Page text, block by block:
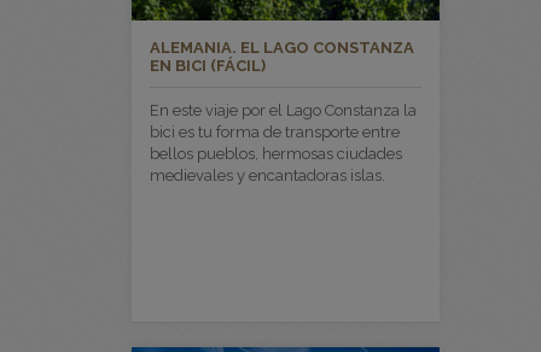
ALEMANIA. EL LAGO CONSTANZA
EN BICI (FÁCIL)
En este viaje por el Lago Constanza la
bici es tu forma de transporte entre
bellos pueblos, hermosas ciudades
medievales y encantadoras islas.